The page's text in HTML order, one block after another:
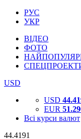
РУС
УКР
ВІДЕО
ФОТО
USD
USD
EUR
Всі курси валют
44.4191